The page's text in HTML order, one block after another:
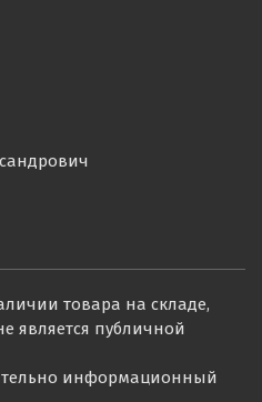
товара на складе,
является публичной
информационный